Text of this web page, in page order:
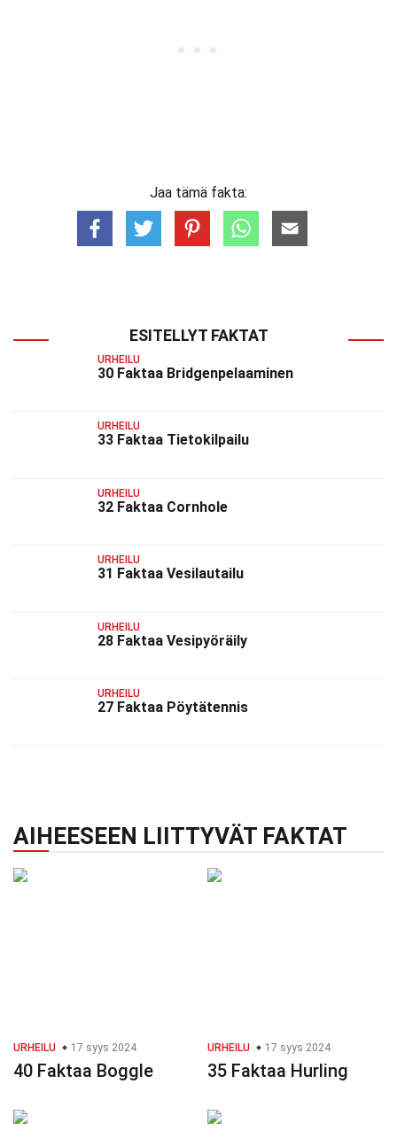
Jaa tämä fakta:
ESITELLYT FAKTAT
URHEILU
30 Faktaa Bridgenpelaaminen
URHEILU
33 Faktaa Tietokilpailu
URHEILU
32 Faktaa Cornhole
URHEILU
31 Faktaa Vesilautailu
URHEILU
28 Faktaa Vesipyöräily
URHEILU
27 Faktaa Pöytätennis
AIHEESEEN LIITTYVÄT FAKTAT
URHEILU 17 syys 2024
40 Faktaa Boggle
URHEILU 17 syys 2024
35 Faktaa Hurling